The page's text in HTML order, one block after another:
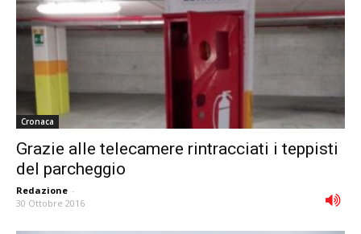
Cronaca
Grazie alle telecamere rintracciati i teppisti
del parcheggio
Redazione -
30 Ottobre 2016